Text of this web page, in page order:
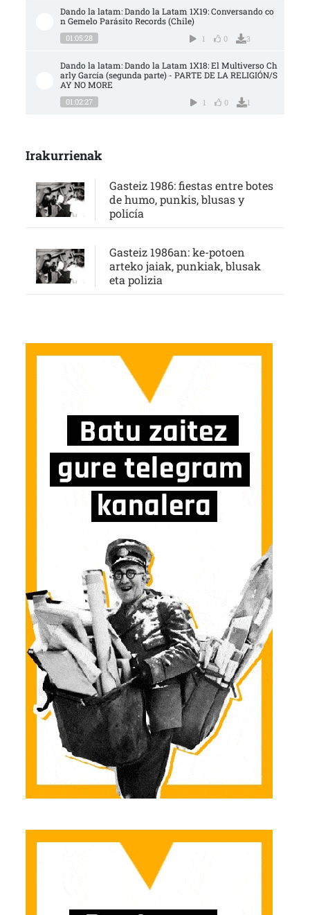
Dando la latam: Dando la Latam 1X19: Conversando co
n Gemelo Parásito Records (Chile)
01:05:28 1 0 3
Dando la latam: Dando la Latam 1X18: El Multiverso Ch
arly García (segunda parte) - PARTE DE LA RELIGIÓN/S
AY NO MORE
01:02:27 1 0 1
Irakurrienak
Gasteiz 1986: fiestas entre botes
de humo, punkis, blusas y
policía
Gasteiz 1986an: ke-potoen
arteko jaiak, punkiak, blusak
eta polizia